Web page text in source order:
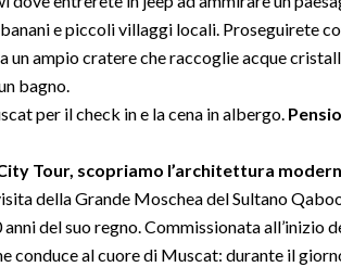
e piccoli villaggi locali. Proseguirete
ampio cratere che raccoglie acque
bagno.
per il check in e la cena in albergo.
Tour, scopriamo l’architettura
della Grande Moschea del Sultano
del suo regno. Commissionata all’inizio
conduce al cuore di Muscat: durante il